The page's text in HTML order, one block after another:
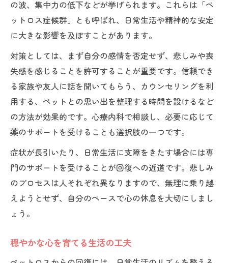
の波、集中力の低下などが挙げられます。これらは「ペ
ットロス症候群」とも呼ばれ、日常生活や精神的な安定
に大きな影響を及ぼすことがあります。
対策としては、まず自分の感情を否定せず、悲しみや喪
失感を感じることを許可することが重要です。信頼でき
る家族や友人に話を聞いてもらう、カウンセリングを利
用する、ペットとの思い出を整理する時間を設けるなど
の方法が効果的です。心療内科で相談し、必要に応じて
薬のサポートを受けることも選択肢の一つです。
症状が長引いたり、日常生活に支障をきたす場合には専
門のサポートを受けることが回復への近道です。悲しみ
のプロセスは人それぞれ異なりますので、無理に乗り越
えようとせず、自分のペースで心の休息を大切にしまし
ょう。
穏やかな心を育てる生活の工夫